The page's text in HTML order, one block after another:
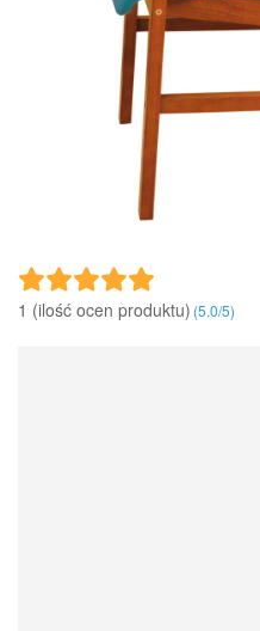
1 (ilość ocen produktu)‎(5.0/5)